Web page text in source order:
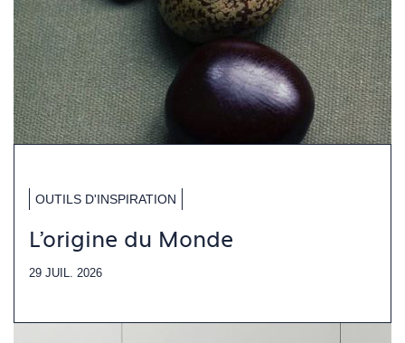
OUTILS D'INSPIRATION
L'origine du Monde
29 JUIL. 2026